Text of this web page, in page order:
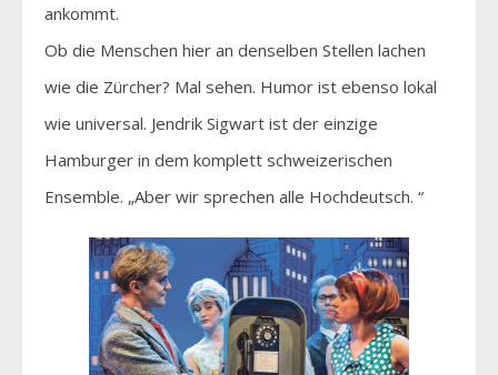
ankommt.
Ob die Menschen hier an denselben Stellen lachen
wie die Zürcher? Mal sehen. Humor ist ebenso lokal
wie universal. Jendrik Sigwart ist der einzige
Hamburger in dem komplett schweizerischen
Ensemble. „Aber wir sprechen alle Hochdeutsch. “